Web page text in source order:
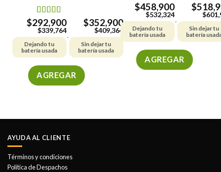
Valorado en
5.00de 5
$292,900
$339,764
Dejando tu
batería usada
-
$352,900
$409,364
Sin dejar tu
batería usada
AGREGAR
múltiples
Las
$458,900
$532,324
Dejando tu
batería usada
-
$
$
Sin dejar tu
batería
AGREGAR
AYUDA AL CLIENTE
Términos y condiciones
Política de Despachos